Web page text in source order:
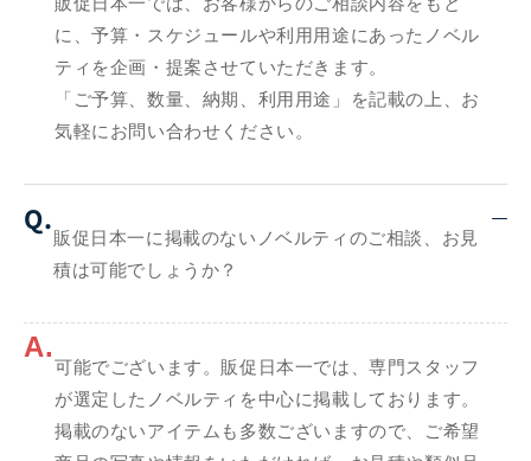
に、予算・スケジュールや利用用途にあったノベル
ティを企画・提案させていただきます。
「ご予算、数量、納期、利用用途」を記載の上、お
気軽にお問い合わせください。
Q.
販促日本一に掲載のないノベルティのご相談、お見
積は可能でしょうか？
A.
可能でございます。販促日本一では、専門スタッフ
が選定したノベルティを中心に掲載しております。
掲載のないアイテムも多数ございますので、ご希望